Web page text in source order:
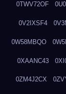
0TWV72OF
0V2IXSF4
0W58MBQO
0XAANC43
0ZM4J2CX